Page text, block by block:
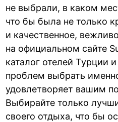
не выбрали, в каком
что бы была не только
и качественное,
на официальном сайте
каталог отелей Турции
проблем выбрать
удовлетворяет вашим
Выбирайте только
своего отдыха, что бы